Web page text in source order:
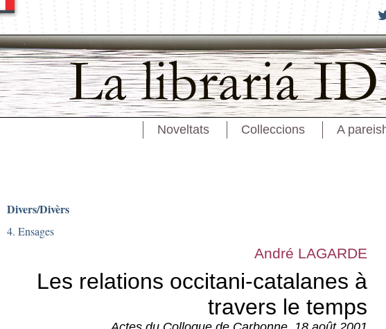
Noveltats Colleccions A
Divers/Divèrs
4. Ensages
André LAGARDE
Les relations occitani-catalanes à
travers le temps